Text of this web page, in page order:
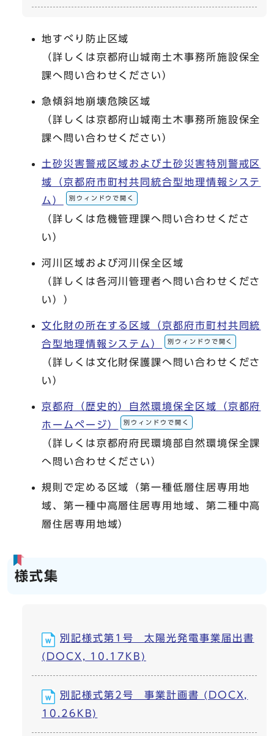
地すべり防止区域
（詳しくは京都府山城南土木事務所施設保全
課へ問い合わせください）
急傾斜地崩壊危険区域
（詳しくは京都府山城南土木事務所施設保全
課へ問い合わせください）
土砂災害警戒区域および土砂災害特別警戒区
域（京都府市町村共同統合型地理情報システ
ム）
別ウィンドウで開く
（詳しくは危機管理課へ問い合わせくださ
い）
河川区域および河川保全区域
（詳しくは各河川管理者へ問い合わせくださ
い））
文化財の所在する区域（京都府市町村共同統
合型地理情報システム）
別ウィンドウで開く
（詳しくは文化財保護課へ問い合わせくださ
い）
京都府（歴史的）自然環境保全区域（京都府
ホームページ）
別ウィンドウで開く
（詳しくは京都府府民環境部自然環境保全課
へ問い合わせください）
規則で定める区域（第一種低層住居専用地
域、第一種中高層住居専用地域、第二種中高
層住居専用地域）
様式集
別記様式第1号 太陽光発電事業届出書
(DOCX, 10.17KB)
別記様式第2号 事業計画書 (DOCX,
10.26KB)